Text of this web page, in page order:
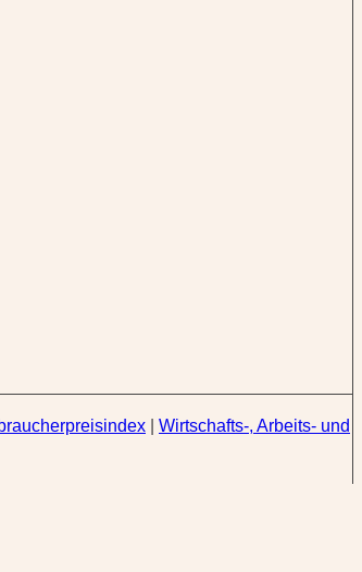
Wirtschafts-, Arbeits- und